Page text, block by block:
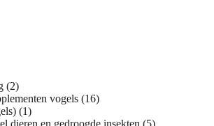
22
productenvogels 1616
11
product
dieren en gedroogde insekten 55